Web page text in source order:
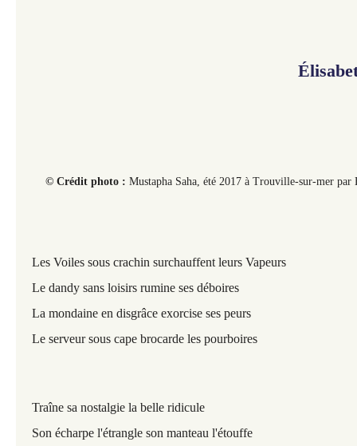
© Crédit photo : Mustapha Saha, été 2017 à Trouville-sur-mer par
Les Voiles sous crachin surchauffent leurs Vapeurs
Le dandy sans loisirs rumine ses déboires
La mondaine en disgrâce exorcise ses peurs
Le serveur sous cape brocarde les pourboires
Traîne sa nostalgie la belle ridicule
Son écharpe l'étrangle son manteau l'étouffe